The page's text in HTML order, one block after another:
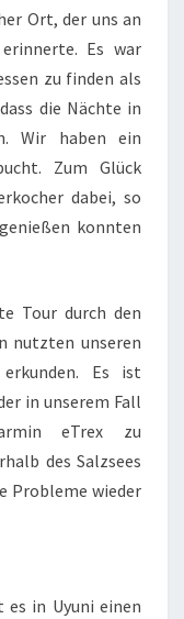
Ort, der uns an
Es war
zu finden als
die Nächte in
Wir haben ein
Zum Glück
dabei, so
konnten
Tour durch den
nutzten unseren
Es ist
in unserem Fall
eTrex zu
des Salzsees
Probleme wieder
es in Uyuni einen